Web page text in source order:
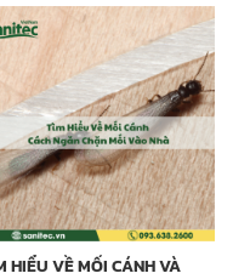
HIỂU VỀ MỐI CÁNH VÀ